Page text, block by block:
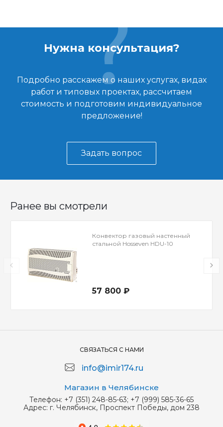
Нужна консультация?
Подробно расскажем о наших услугах, видах
работ и типовых проектах, рассчитаем
стоимость и подготовим индивидуальное
предложение!
Задать вопрос
Ранее вы смотрели
Конвектор газовый настенный
стальной Hosseven HDU-10
57 800 ₽
СВЯЗАТЬСЯ С НАМИ
info@imir174.ru
Магазин в Челябинске
Телефон: +7 (351) 248-85-63; +7 (999) 585-36-65
Адрес: г. Челябинск, Проспект Победы, дом 238